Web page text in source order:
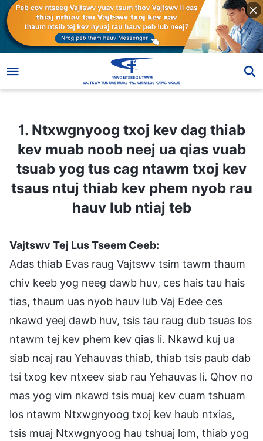
1. Ntxwgnyoog txoj kev dag thiab
kev muab noob neej ua qias vuab
tsuab yog tus cag ntawm txoj kev
tsaus ntuj thiab kev phem nyob rau
hauv lub ntiaj teb
Vajtswv Tej Lus Tseem Ceeb:
Adas thiab Evas raug Vajtswv tsim tawm thaum
chiv keeb yog neeg dawb huv, ces hais tau hais
tias, thaum uas nyob hauv lub Vaj Edee ces
nkawd yeej dawb huv, tsis tau raug dub tsuas los
ntawm tej kev phem kev qias li. Nkawd kuj ua
siab ncaj rau Yehauvas thiab, thiab tsis paub dab
tsi txog kev ntxeev siab rau Yehauvas li. Qhov no
mas yog vim nkawd tsis muaj kev cuam tshuam
los ntawm Ntxwgnyoog txoj kev haub ntxias,
tsis muaj Ntxwgnyoog hau tshuaj lom, thiab yog